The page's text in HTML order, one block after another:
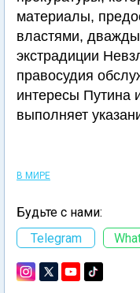
материалы,
властями,
экстрадиции
правосудия
интересы Путина
выполняет
В МИРЕ
Будьте с нами:
Telegram